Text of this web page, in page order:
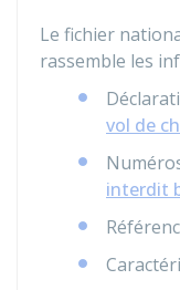
Le fichier
rassemble les
vol de
interdit